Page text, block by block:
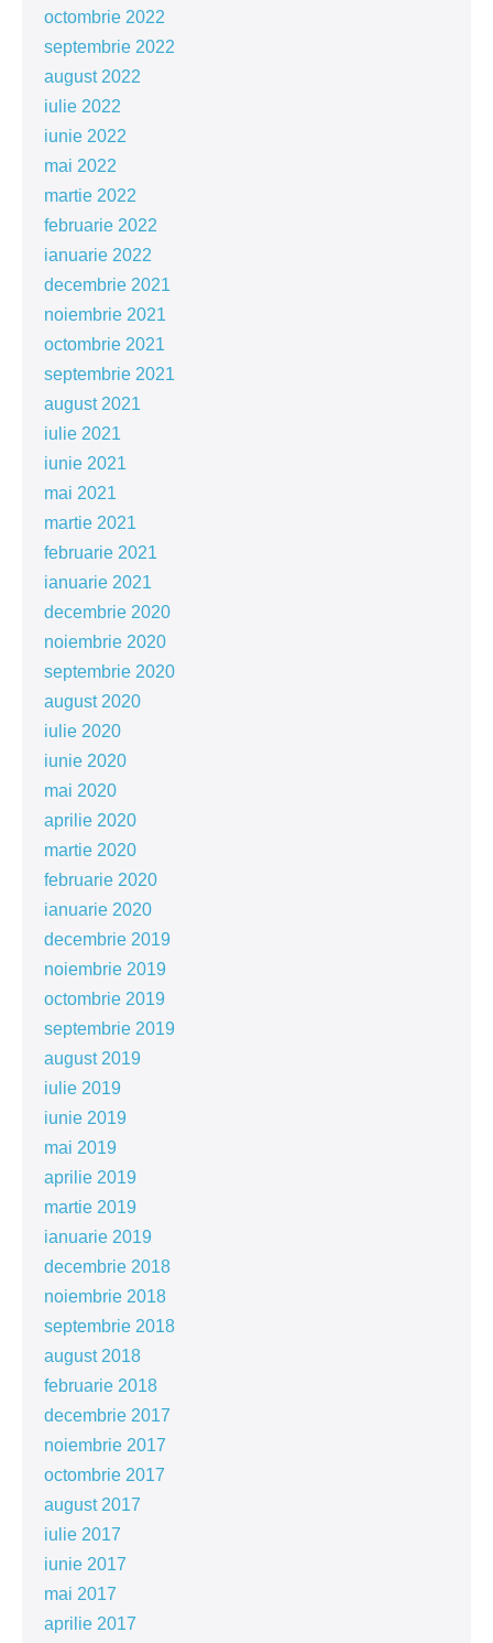
octombrie 2022
septembrie 2022
august 2022
iulie 2022
iunie 2022
mai 2022
martie 2022
februarie 2022
ianuarie 2022
decembrie 2021
noiembrie 2021
octombrie 2021
septembrie 2021
august 2021
iulie 2021
iunie 2021
mai 2021
martie 2021
februarie 2021
ianuarie 2021
decembrie 2020
noiembrie 2020
septembrie 2020
august 2020
iulie 2020
iunie 2020
mai 2020
aprilie 2020
martie 2020
februarie 2020
ianuarie 2020
decembrie 2019
noiembrie 2019
octombrie 2019
septembrie 2019
august 2019
iulie 2019
iunie 2019
mai 2019
aprilie 2019
martie 2019
ianuarie 2019
decembrie 2018
noiembrie 2018
septembrie 2018
august 2018
februarie 2018
decembrie 2017
noiembrie 2017
octombrie 2017
august 2017
iulie 2017
iunie 2017
mai 2017
aprilie 2017